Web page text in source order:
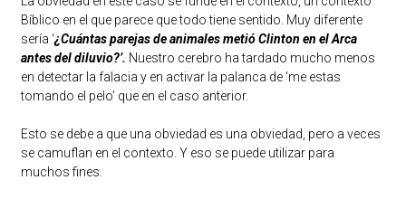
Bíblico en el que parece que todo tiene sentido. Muy diferente
sería ‘¿Cuántas parejas de animales metió Clinton en el Arca
antes del diluvio?’. Nuestro cerebro ha tardado mucho menos
en detectar la falacia y en activar la palanca de ‘me estas
tomando el pelo’ que en el caso anterior.
Esto se debe a que una obviedad es una obviedad, pero a veces
se camuflan en el contexto. Y eso se puede utilizar para
muchos fines.